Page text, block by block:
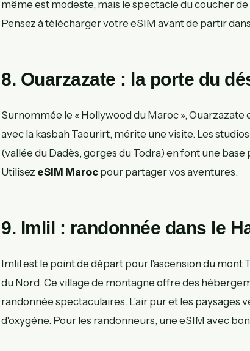
même est modeste, mais le spectacle du coucher
Pensez à télécharger votre eSIM avant de partir
8. Ouarzazate : la porte du
Surnommée le « Hollywood du Maroc », Ouarzazate
avec la kasbah Taourirt, mérite une visite. Les
(vallée du Dadès, gorges du Todra) en font une
Utilisez eSIM Maroc pour partager vos aventures.
9. Imlil : randonnée dans le
Imlil est le point de départ pour l'ascension du mont
du Nord. Ce village de montagne offre des
randonnée spectaculaires. L'air pur et les paysages
d'oxygène. Pour les randonneurs, une eSIM avec